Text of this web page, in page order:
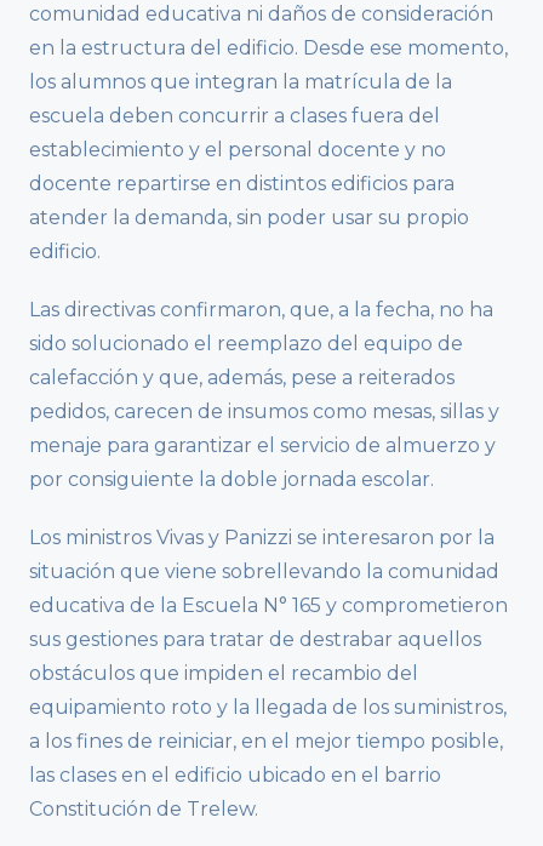
comunidad educativa ni daños de consideración
en la estructura del edificio. Desde ese momento,
los alumnos que integran la matrícula de la
escuela deben concurrir a clases fuera del
establecimiento y el personal docente y no
docente repartirse en distintos edificios para
atender la demanda, sin poder usar su propio
edificio.
Las directivas confirmaron, que, a la fecha, no ha
sido solucionado el reemplazo del equipo de
calefacción y que, además, pese a reiterados
pedidos, carecen de insumos como mesas, sillas y
menaje para garantizar el servicio de almuerzo y
por consiguiente la doble jornada escolar.
Los ministros Vivas y Panizzi se interesaron por la
situación que viene sobrellevando la comunidad
educativa de la Escuela N° 165 y comprometieron
sus gestiones para tratar de destrabar aquellos
obstáculos que impiden el recambio del
equipamiento roto y la llegada de los suministros,
a los fines de reiniciar, en el mejor tiempo posible,
las clases en el edificio ubicado en el barrio
Constitución de Trelew.